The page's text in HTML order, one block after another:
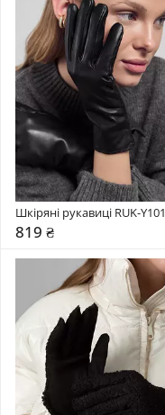
Шкіряні рукавиці RUK-Y101
819 ₴